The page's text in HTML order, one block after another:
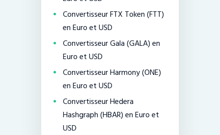
Convertisseur FTX Token (FTT)
en Euro et USD
Convertisseur Gala (GALA) en
Euro et USD
Convertisseur Harmony (ONE)
en Euro et USD
Convertisseur Hedera
Hashgraph (HBAR) en Euro et
USD